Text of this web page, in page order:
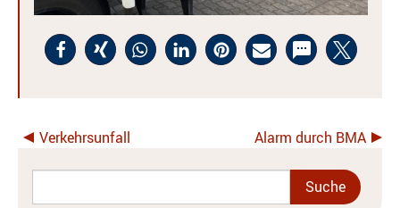
Verkehrsunfall Alarm durch BMA